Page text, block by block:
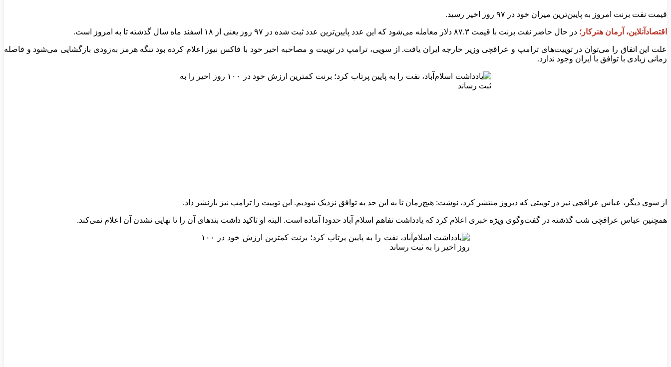
قیمت نفت برنت امروز به پایین‌ترین میزان خود در ۹۷ روز اخیر رسید.
اقتصادآنلاین، آرمان هنرکار؛ در حال حاضر نفت برنت با قیمت ۸۷.۳ دلار معامله می‌شود که این عدد پایین‌ترین عدد ثبت شده در ۹۷ روز یعنی از ۱۸ اسفند ماه سال گذشته تا به امروز است.
علت این اتفاق را می‌توان در توییت‌های ترامپ و عراقچی وزیر خارجه ایران یافت. از سویی، ترامپ در توییت و مصاحبه اخیر خود با فاکس نیوز اعلام کرده بود تنگه هرمز به‌زودی بازگشایی می‌شود و فاصله
زمانی زیادی با توافق با ایران وجود ندارد.
از سوی دیگر، عباس عراقچی نیز در توییتی که دیروز منتشر کرد، نوشت: هیچ‌زمان تا به این حد به توافق نزدیک نبودیم. این توییت را ترامپ نیز بازنشر داد.
همچنین عباس عراقچی شب گذشته در گفت‌وگوی ویژه خبری اعلام کرد که یادداشت تفاهم اسلام آباد حدودا آماده است. البته او تاکید داشت بند‌های آن را تا نهایی نشدن آن اعلام نمی‌کند.